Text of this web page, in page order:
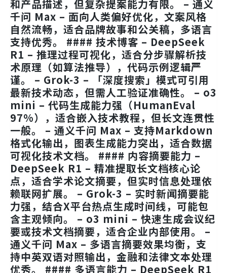
和产品描述，但复杂提案能力有限。 – 通义
千问 Max – 面向人类偏好优化，文案风格
自然流畅，适合品牌故事和公关稿，多语言
支持优秀。 #### 技术博客 – DeepSeek
R1 – 推理过程可视化，适合分步骤解析技
术原理（如算法推导），代码示例逻辑严
谨。 – Grok-3 – 「深度搜索」模式可引用
最新技术动态，但需人工验证准确性。 – o3
mini – 代码生成能力强（HumanEval
97%），适合嵌入技术教程，但长文连贯性
一般。 – 通义千问 Max – 支持Markdown
格式化输出，图表生成能力突出，适合数据
可视化技术文档。 #### 内容摘要能力 –
DeepSeek R1 – 精准提取长文档核心论
点，适合学术论文摘要，但实时信息处理依
赖联网扩展。 – Grok-3 – 实时新闻摘要能
力强，结合X平台热点生成时间线，可能包
含主观倾向。 – o3 mini – 快速生成会议纪
要或技术文档摘要，适合企业内部使用。 –
通义千问 Max – 多语言摘要效果均衡，支
持中英双语对照输出，金融和法律文本处理
优秀。 #### 多语言能力 – DeepSeek R1